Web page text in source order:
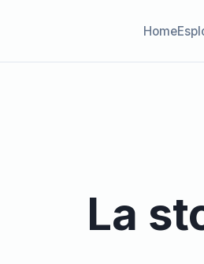
Home
La